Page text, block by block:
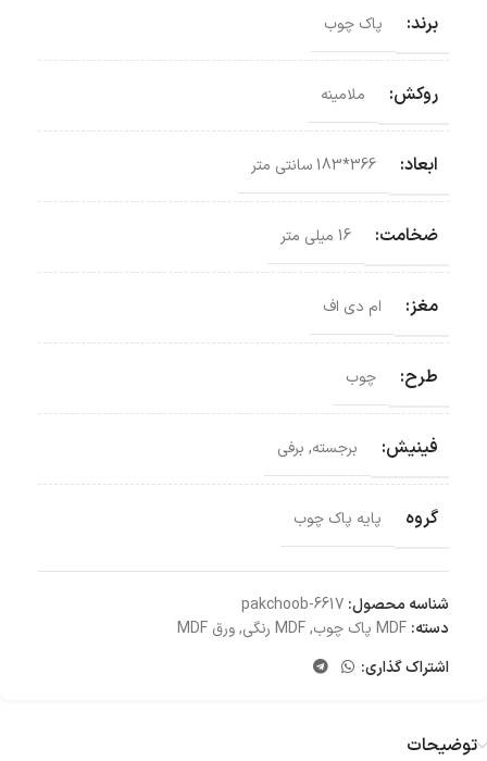
برند: پاک چوب
روکش: ملامینه
ابعاد: 366*183 سانتی‌ متر
ضخامت: 16 میلی متر
مغز: ام دی اف
طرح: چوب
فینیش: برجسته, برفی
گروه پایه پاک چوب
شناسه محصول: pakchoob-6617
دسته: MDF پاک چوب ,MDF رنگی ,ورق MDF
اشتراک گذاری:
توضیحات